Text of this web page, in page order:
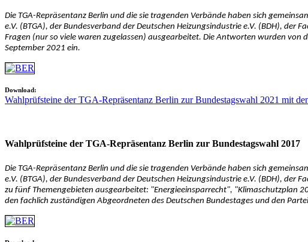
Die TGA-Repräsentanz Berlin und die sie tragenden Verbände haben sich
e.V. (BTGA), der Bundesverband der Deutschen Heizungsindustrie e.V. (BDH), der
Fragen (nur so viele waren zugelassen) ausgearbeitet. Die Antworten wurden von
September 2021 ein.
Download:
Wahlprüfsteine der TGA-Repräsentanz Berlin zur Bundestagswahl 2021 mit
Wahlprüfsteine der TGA-Repräsentanz Berlin zur Bundestagswahl 2017
Die TGA-Repräsentanz Berlin und die sie tragenden Verbände haben sich
e.V. (BTGA), der Bundesverband der Deutschen Heizungsindustrie e.V. (BDH), der
zu fünf Themengebieten ausgearbeitet: "Energieeinsparrecht", "Klimaschutzplan
den fachlich zuständigen Abgeordneten des Deutschen Bundestages und den